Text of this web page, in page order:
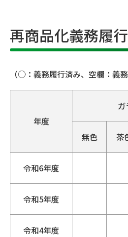
再商品化義務履
（○：義務履行済み、空欄：義務
年度
ガ
無色
茶
令和6年度
令和5年度
令和4年度